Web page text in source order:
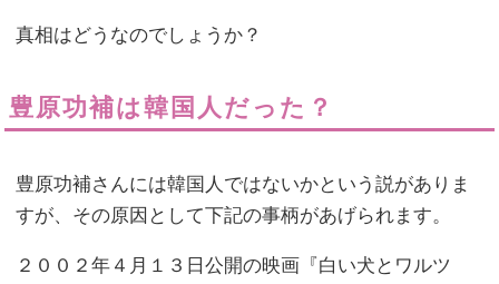
真相はどうなのでしょうか？
豊原功補は韓国人だった？
豊原功補さんには韓国人ではないかという説がありま
すが、その原因として下記の事柄があげられます。
２００２年４月１３日公開の映画『白い犬とワルツ